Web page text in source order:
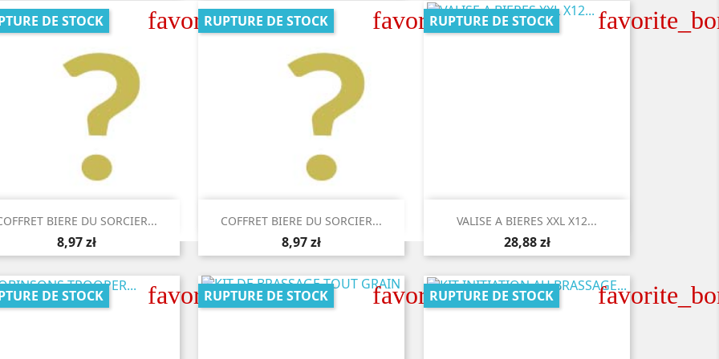
favorite_border
 Aperçu rapide
BIERE DU SORCIER...
8,97 zł
DE STOCK favorite_border
 Aperçu rapide
COFFRET BIERE DU SORCIER...
8,97 zł
RUPTURE DE STOCK
 Aperçu rapide
VALISE A BIERES XXL X12...
28,88 zł
RUPTURE DE STOCK
favorite_border
DE STOCK favorite_border
RUPTURE DE STOCK RUPTURE DE STOCK